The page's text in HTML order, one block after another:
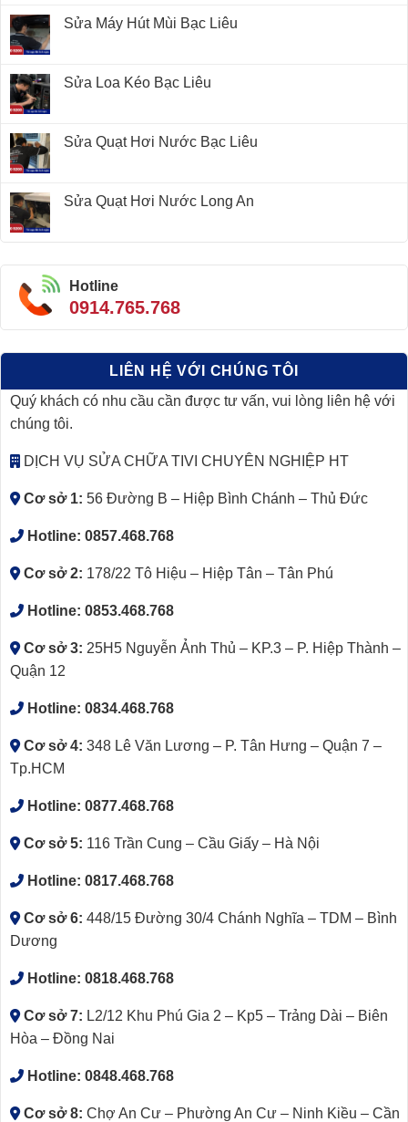
Sửa Máy Hút Mùi Bạc Liêu
Sửa Loa Kéo Bạc Liêu
Sửa Quạt Hơi Nước Bạc Liêu
Sửa Quạt Hơi Nước Long An
Hotline
0914.765.768
LIÊN HỆ VỚI CHÚNG TÔI
Quý khách có nhu cầu cần được tư vấn, vui lòng liên hệ với
chúng tôi.
DỊCH VỤ SỬA CHỮA TIVI CHUYÊN NGHIỆP HT
Cơ sở 1: 56 Đường B – Hiệp Bình Chánh – Thủ Đức
Hotline: 0857.468.768
Cơ sở 2: 178/22 Tô Hiệu – Hiệp Tân – Tân Phú
Hotline: 0853.468.768
Cơ sở 3: 25H5 Nguyễn Ảnh Thủ – KP.3 – P. Hiệp Thành –
Quận 12
Hotline: 0834.468.768
Cơ sở 4: 348 Lê Văn Lương – P. Tân Hưng – Quận 7 –
Tp.HCM
Hotline: 0877.468.768
Cơ sở 5: 116 Trần Cung – Cầu Giấy – Hà Nội
Hotline: 0817.468.768
Cơ sở 6: 448/15 Đường 30/4 Chánh Nghĩa – TDM – Bình
Dương
Hotline: 0818.468.768
Cơ sở 7: L2/12 Khu Phú Gia 2 – Kp5 – Trảng Dài – Biên
Hòa – Đồng Nai
Hotline: 0848.468.768
Cơ sở 8: Chợ An Cư – Phường An Cư – Ninh Kiều – Cần